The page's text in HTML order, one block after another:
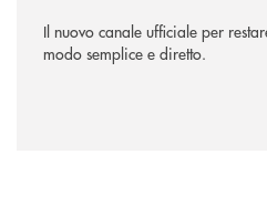
Il nuovo canale ufficiale per
modo semplice e diretto.